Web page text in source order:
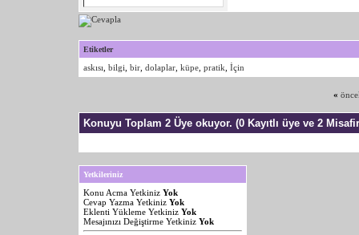
Etiketler
askısı bilgi bir dolaplar küpe pratik İçin
«
Konuyu Toplam 2 Üye okuyor. (0 Kayıtlı üye ve 2
Yetkileriniz
Konu Acma Yetkiniz Yok
Cevap Yazma Yetkiniz Yok
Eklenti Yükleme Yetkiniz Yok
Mesajınızı Değiştirme Yetkiniz Yok